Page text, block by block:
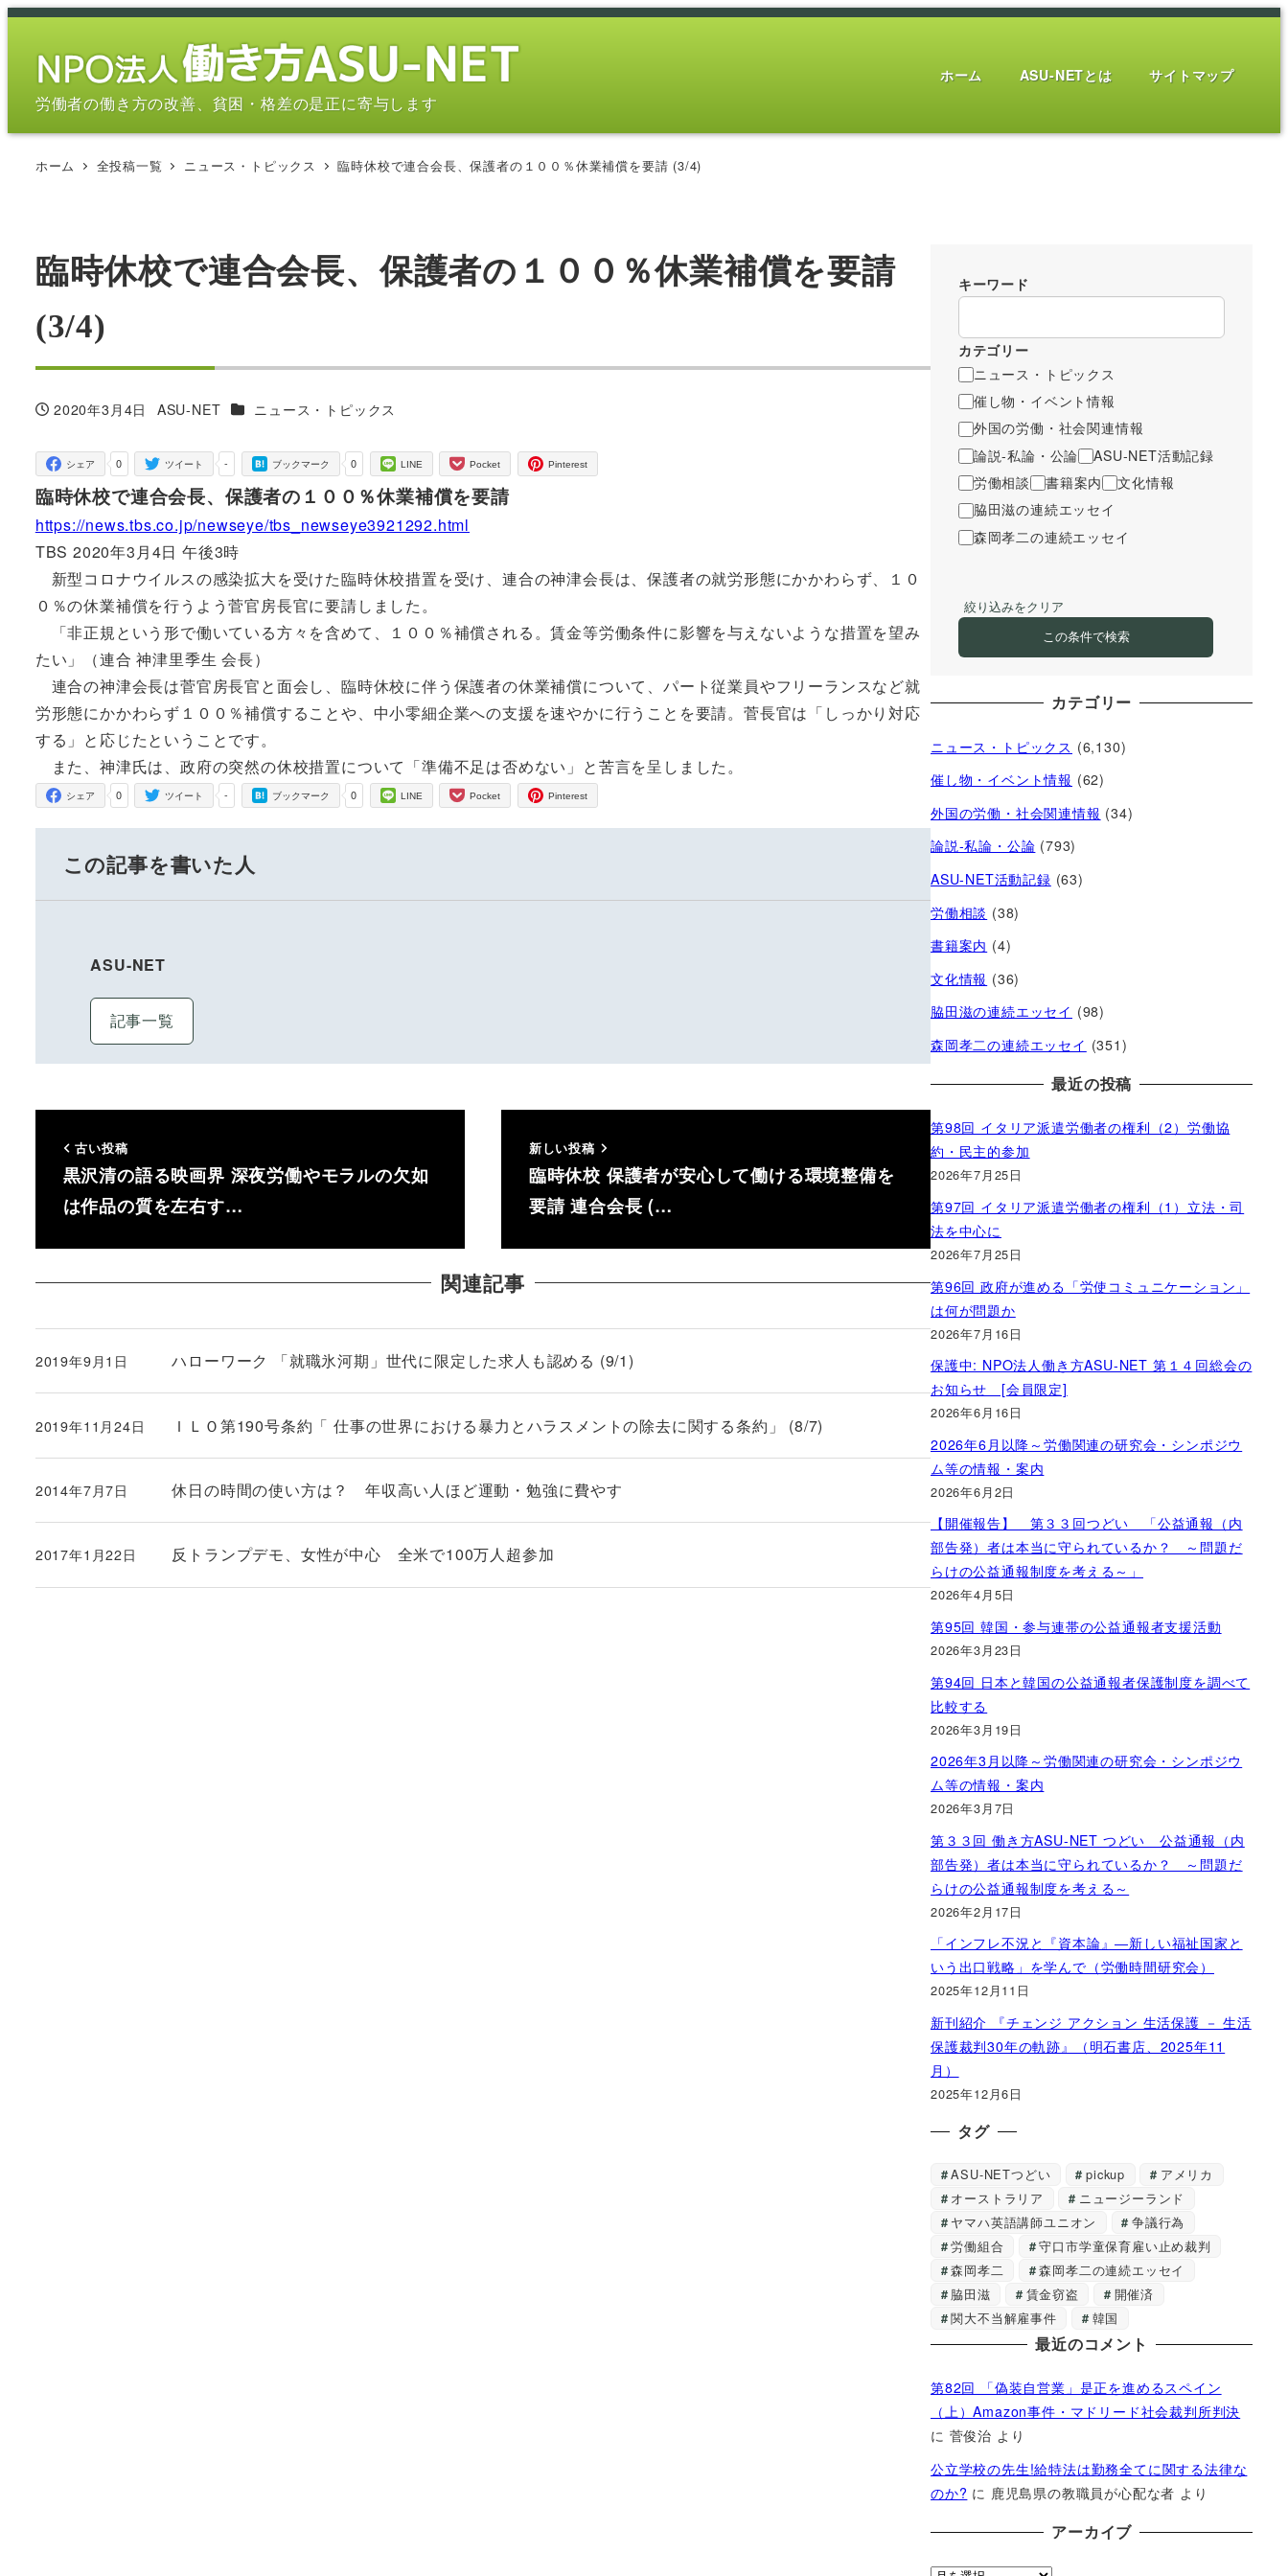
メ
労働者の働き方の改善、貧困・格差の是正に寄与します
ホーム ASU-NETとは サイトマップ
ホーム 全投稿一覧 ニュース・トピックス 臨時休校で連合会長、保護者の１００％休業補償を要請 (3/4)
臨時休校で連合会長、保護者の１００％休業補償を要請
(3/4)
投稿日
2020年3月4日
著
ASU-NET カテゴリー
ニュース・トピックス
0
シェア -
ツイート 0
ブックマーク LINE Pocket Pinterest
臨時休校で連合会長、保護者の１００％休業補償を要請
https://news.tbs.co.jp/newseye/tbs_newseye3921292.html
TBS 2020年3月4日 午後3時
新型コロナウイルスの感染拡大を受けた臨時休校措置を受け、連合の神津会長は、保護者の就労形態にかかわらず、１０
０％の休業補償を行うよう菅官房長官に要請しました。
「非正規という形で働いている方々を含めて、１００％補償される。賃金等労働条件に影響を与えないような措置を望み
たい」（連合 神津里季生 会長）
連合の神津会長は菅官房長官と面会し、臨時休校に伴う保護者の休業補償について、パート従業員やフリーランスなど就
労形態にかかわらず１００％補償することや、中小零細企業への支援を速やかに行うことを要請。菅長官は「しっかり対応
する」と応じたということです。
また、神津氏は、政府の突然の休校措置について「準備不足は否めない」と苦言を呈しました。
0
シェア -
ツイート 0
ブックマーク LINE Pocket Pinterest
この記事を書いた人
ASU-NET
記事一覧
古い投稿
黒沢清の語る映画界 深夜労働やモラルの欠如
は作品の質を左右す…
新しい投稿
臨時休校 保護者が安心して働ける環境整備を
要請 連合会長 (…
関連記事
ハローワーク 「就職氷河期」世代に限定した求人も認める (9/1)
投稿日
2019年9月1日
ＩＬＯ第190号条約「 仕事の世界における暴力とハラスメントの除去に関する条約」 (8/7)
投稿日
2019年11月24日
休日の時間の使い方は？ 年収高い人ほど運動・勉強に費やす
投稿日
2014年7月7日
反トランプデモ、女性が中心 全米で100万人超参加
投稿日
2017年1月22日
キーワード
カテゴリー
ニュース・トピックス
催し物・イベント情報
外国の労働・社会関連情報
論説-私論・公論
ASU-NET活動記録
労働相談
書籍案内
文化情報
脇田滋の連続エッセイ
森岡孝二の連続エッセイ
絞り込みをクリア
この条件で検索
カテゴリー
ニュース・トピックス (6,130)
催し物・イベント情報 (62)
外国の労働・社会関連情報 (34)
論説-私論・公論 (793)
ASU-NET活動記録 (63)
労働相談 (38)
書籍案内 (4)
文化情報 (36)
脇田滋の連続エッセイ (98)
森岡孝二の連続エッセイ (351)
最近の投稿
第98回 イタリア派遣労働者の権利（2）労働協
約・民主的参加
2026年7月25日
第97回 イタリア派遣労働者の権利（1）立法・司
法を中心に
2026年7月25日
第96回 政府が進める「労使コミュニケーション」
は何が問題か
2026年7月16日
保護中: NPO法人働き方ASU-NET 第１４回総会の
お知らせ [会員限定]
2026年6月16日
2026年6月以降～労働関連の研究会・シンポジウ
ム等の情報・案内
2026年6月2日
【開催報告】 第３３回つどい 「公益通報（内
部告発）者は本当に守られているか？ ～問題だ
らけの公益通報制度を考える～」
2026年4月5日
第95回 韓国・参与連帯の公益通報者支援活動
2026年3月23日
第94回 日本と韓国の公益通報者保護制度を調べて
比較する
2026年3月19日
2026年3月以降～労働関連の研究会・シンポジウ
ム等の情報・案内
2026年3月7日
第３３回 働き方ASU-NET つどい 公益通報（内
部告発）者は本当に守られているか？ ～問題だ
らけの公益通報制度を考える～
2026年2月17日
「インフレ不況と『資本論』―新しい福祉国家と
いう出口戦略」を学んで（労働時間研究会）
2025年12月11日
新刊紹介 『チェンジ アクション 生活保護 － 生活
保護裁判30年の軌跡』（明石書店、2025年11
月）
2025年12月6日
タグ
ASU-NETつどい pickup
アメリカ
オーストラリア
ニュージーランド
ヤマハ英語講師ユニオン
争議行為
労働組合
守口市学童保育雇い止め裁判
森岡孝二
森岡孝二の連続エッセイ
脇田滋
賃金窃盗
開催済
関大不当解雇事件
韓国
最近のコメント
第82回 「偽装自営業」是正を進めるスペイン
（上）Amazon事件・マドリード社会裁判所判決
に 菅俊治 より
公立学校の先生!給特法は勤務全てに関する法律な
のか? に 鹿児島県の教職員が心配な者 より
アーカイブ